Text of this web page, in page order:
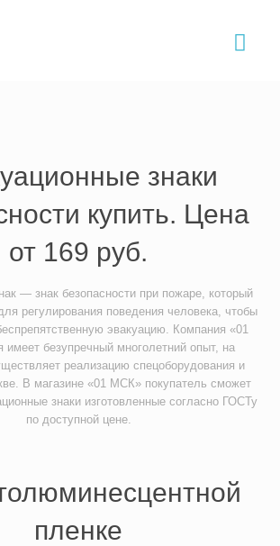
знаки
купить. Цена
от 169 руб.
— знак безопасности при пожаре, который
регулирования поведения человека, чтобы
эвакуацию. Компания «01
имеет безупречный многолетний опыт, на
реализацию спецоборудования и
В магазине «01 МСК» покупатель сможет
знаки изготовленные согласно ГОСТу
по доступной цене.
пленке